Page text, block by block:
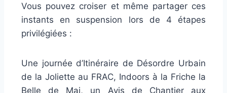
Vous pouvez croiser et même partager ces
instants en suspension lors de 4 étapes
privilégiées :
Une journée d’Itinéraire de Désordre Urbain
de la Joliette au FRAC, Indoors à la Friche la
Belle de Mai, un Avis de Chantier aux